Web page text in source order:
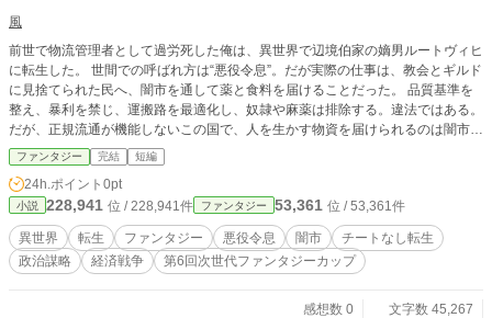
風
前世で物流管理者として過労死した俺は、異世界で辺境伯家の嫡男ルートヴィヒ
に転生した。 世間での呼ばれ方は“悪役令息”。だが実際の仕事は、教会とギルド
に見捨てられた民へ、闇市を通して薬と食料を届けることだった。 品質基準を
整え、暴利を禁じ、運搬路を最適化し、奴隷や麻薬は排除する。違法ではある。
だが、正規流通が機能しないこの国で、人を生かす物資を届けられるのは闇市し
かない。 そんなある日、教会の指令を受けた勇者一行が倉庫を“浄化”として焼き
払う。 焼かれたのは悪の拠点ではない。解熱剤、干し肉、経口補水塩、そして
三つの村が生き延びるための仕組みだった。 善人にはならない。正義も名乗ら
ない。 それでもルートヴィヒは、帳簿と物流、情報戦と経営で、正しい人たち
に壊される世界を立て直していく。 これは、剣ではなくインフラで戦う悪役令
息の闇市経営譚。
ファンタジー 完結 短編
24h.ポイント 0pt
小説 228,941 位 / 228,941件 ファンタジー 53,361 位 / 53,361件
異世界 転生 ファンタジー 悪役令息 闇市
チートなし転生
政治謀略
経済戦争 第6回次世代ファンタジーカップ
感想数 0
文字数 45,267